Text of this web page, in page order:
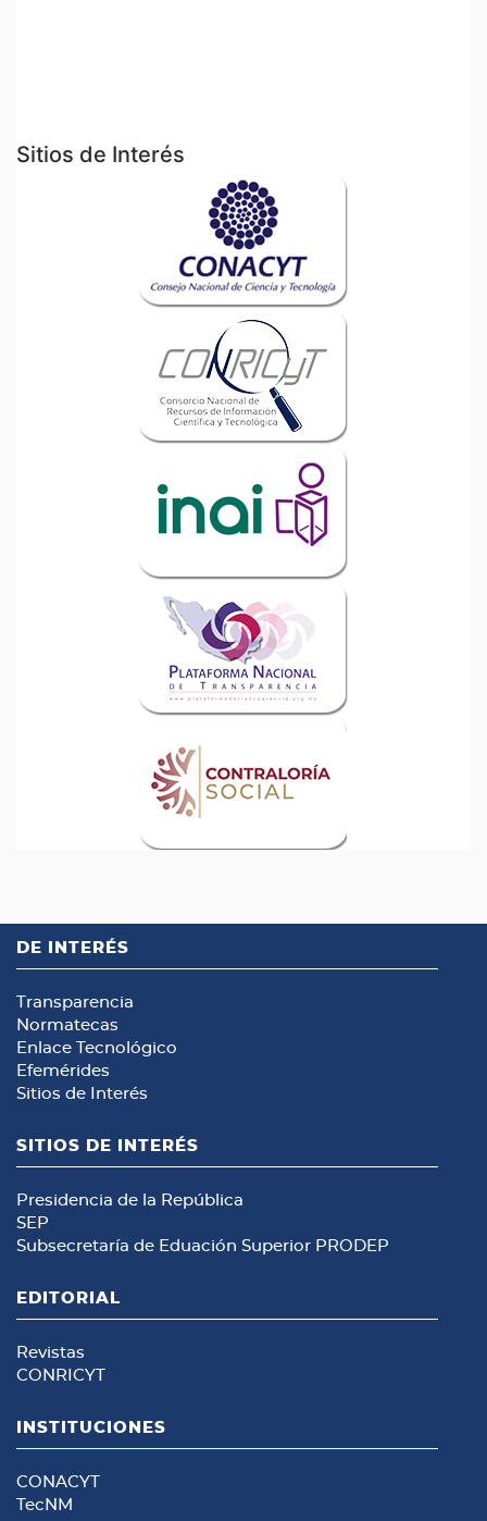
Sitios de Interés
DE INTERÉS
Transparencia
Normatecas
Enlace Tecnológico
Efemérides
Sitios de Interés
SITIOS DE INTERÉS
Presidencia de la República
SEP
Subsecretaría de Eduación Superior PRODEP
EDITORIAL
Revistas
CONRICYT
INSTITUCIONES
CONACYT
TecNM